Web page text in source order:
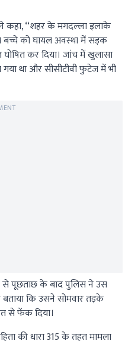
कहा, ‘‘शहर के मगदल्ला इलाके
बच्चे को घायल अवस्था में सड़क
कर दिया। जांच में खुलासा
था और सीसीटीवी फुटेज में भी
से पूछताछ के बाद पुलिस ने उस
कि उसने सोमवार तड़के
से फेंक दिया।
की धारा 315 के तहत मामला